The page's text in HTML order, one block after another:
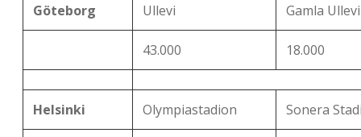
Göteborg Ullevi Gamla Ullevi
43.000 18.000
Helsinki Olympiastadion Sonera